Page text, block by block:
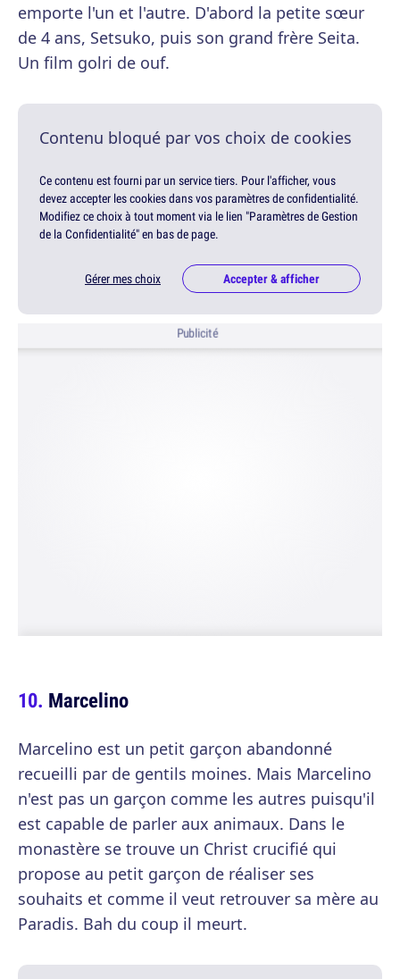
emporte l'un et l'autre. D'abord la petite sœur
de 4 ans, Setsuko, puis son grand frère Seita.
Un film golri de ouf.
Contenu bloqué par vos choix de cookies
Ce contenu est fourni par un service tiers. Pour l'afficher, vous
devez accepter les cookies dans vos paramètres de confidentialité.
Modifiez ce choix à tout moment via le lien "Paramètres de Gestion
de la Confidentialité" en bas de page.
Gérer mes choix Accepter & afficher
Publicité
Marcelino
Marcelino est un petit garçon abandonné
recueilli par de gentils moines. Mais Marcelino
n'est pas un garçon comme les autres puisqu'il
est capable de parler aux animaux. Dans le
monastère se trouve un Christ crucifié qui
propose au petit garçon de réaliser ses
souhaits et comme il veut retrouver sa mère au
Paradis. Bah du coup il meurt.